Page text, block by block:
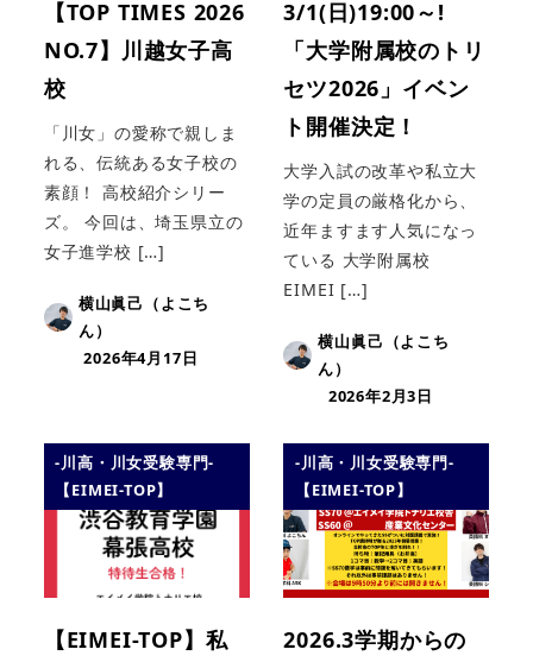
【TOP TIMES 2026
NO.7】川越女子高
校
「川女」の愛称で親しま
れる、伝統ある女子校の
素顔！ 高校紹介シリー
ズ。 今回は、埼玉県立の
女子進学校 […]
横山眞己（よこち
ん）
2026年4月17日
3/1(日)19:00～!
「大学附属校のトリ
セツ2026」イベン
ト開催決定！
大学入試の改革や私立大
学の定員の厳格化から、
近年ますます人気になっ
ている 大学附属校
EIMEI […]
横山眞己（よこち
ん）
2026年2月3日
-川高・川女受験専門-
【EIMEI-TOP】
【EIMEI-TOP】私
-川高・川女受験専門-
【EIMEI-TOP】
2026.3学期からの